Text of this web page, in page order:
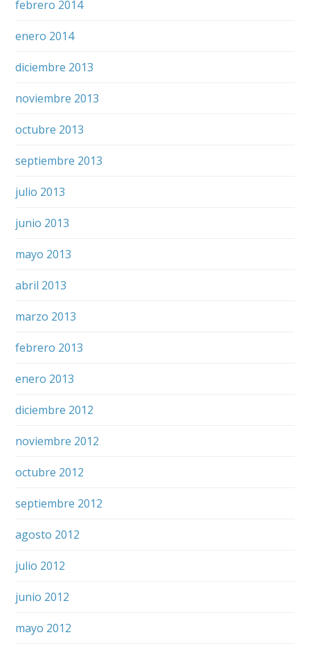
febrero 2014
enero 2014
diciembre 2013
noviembre 2013
octubre 2013
septiembre 2013
julio 2013
junio 2013
mayo 2013
abril 2013
marzo 2013
febrero 2013
enero 2013
diciembre 2012
noviembre 2012
octubre 2012
septiembre 2012
agosto 2012
julio 2012
junio 2012
mayo 2012